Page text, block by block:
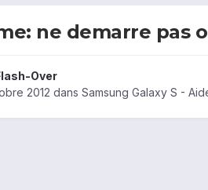
ne demarre pas
Over
2012 dans Samsung Galaxy S -